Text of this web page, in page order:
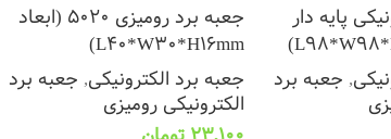
پایه دار
, جعبه برد
جعبه برد رومیزی 5020 (ابعاد
L40*W30*H16mm)
جعبه برد الکترونیکی, جعبه برد
الکترونیکی رومیزی